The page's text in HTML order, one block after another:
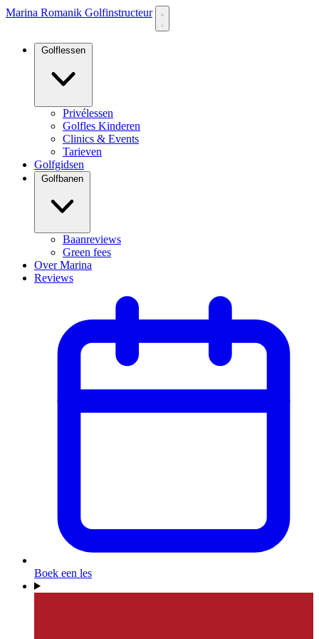
Marina Romanik Golfinstructeur
Privélessen
Golfles Kinderen
Clinics & Events
Tarieven
Golfgidsen
Baanreviews
Green fees
Over Marina
Reviews
Boek een les